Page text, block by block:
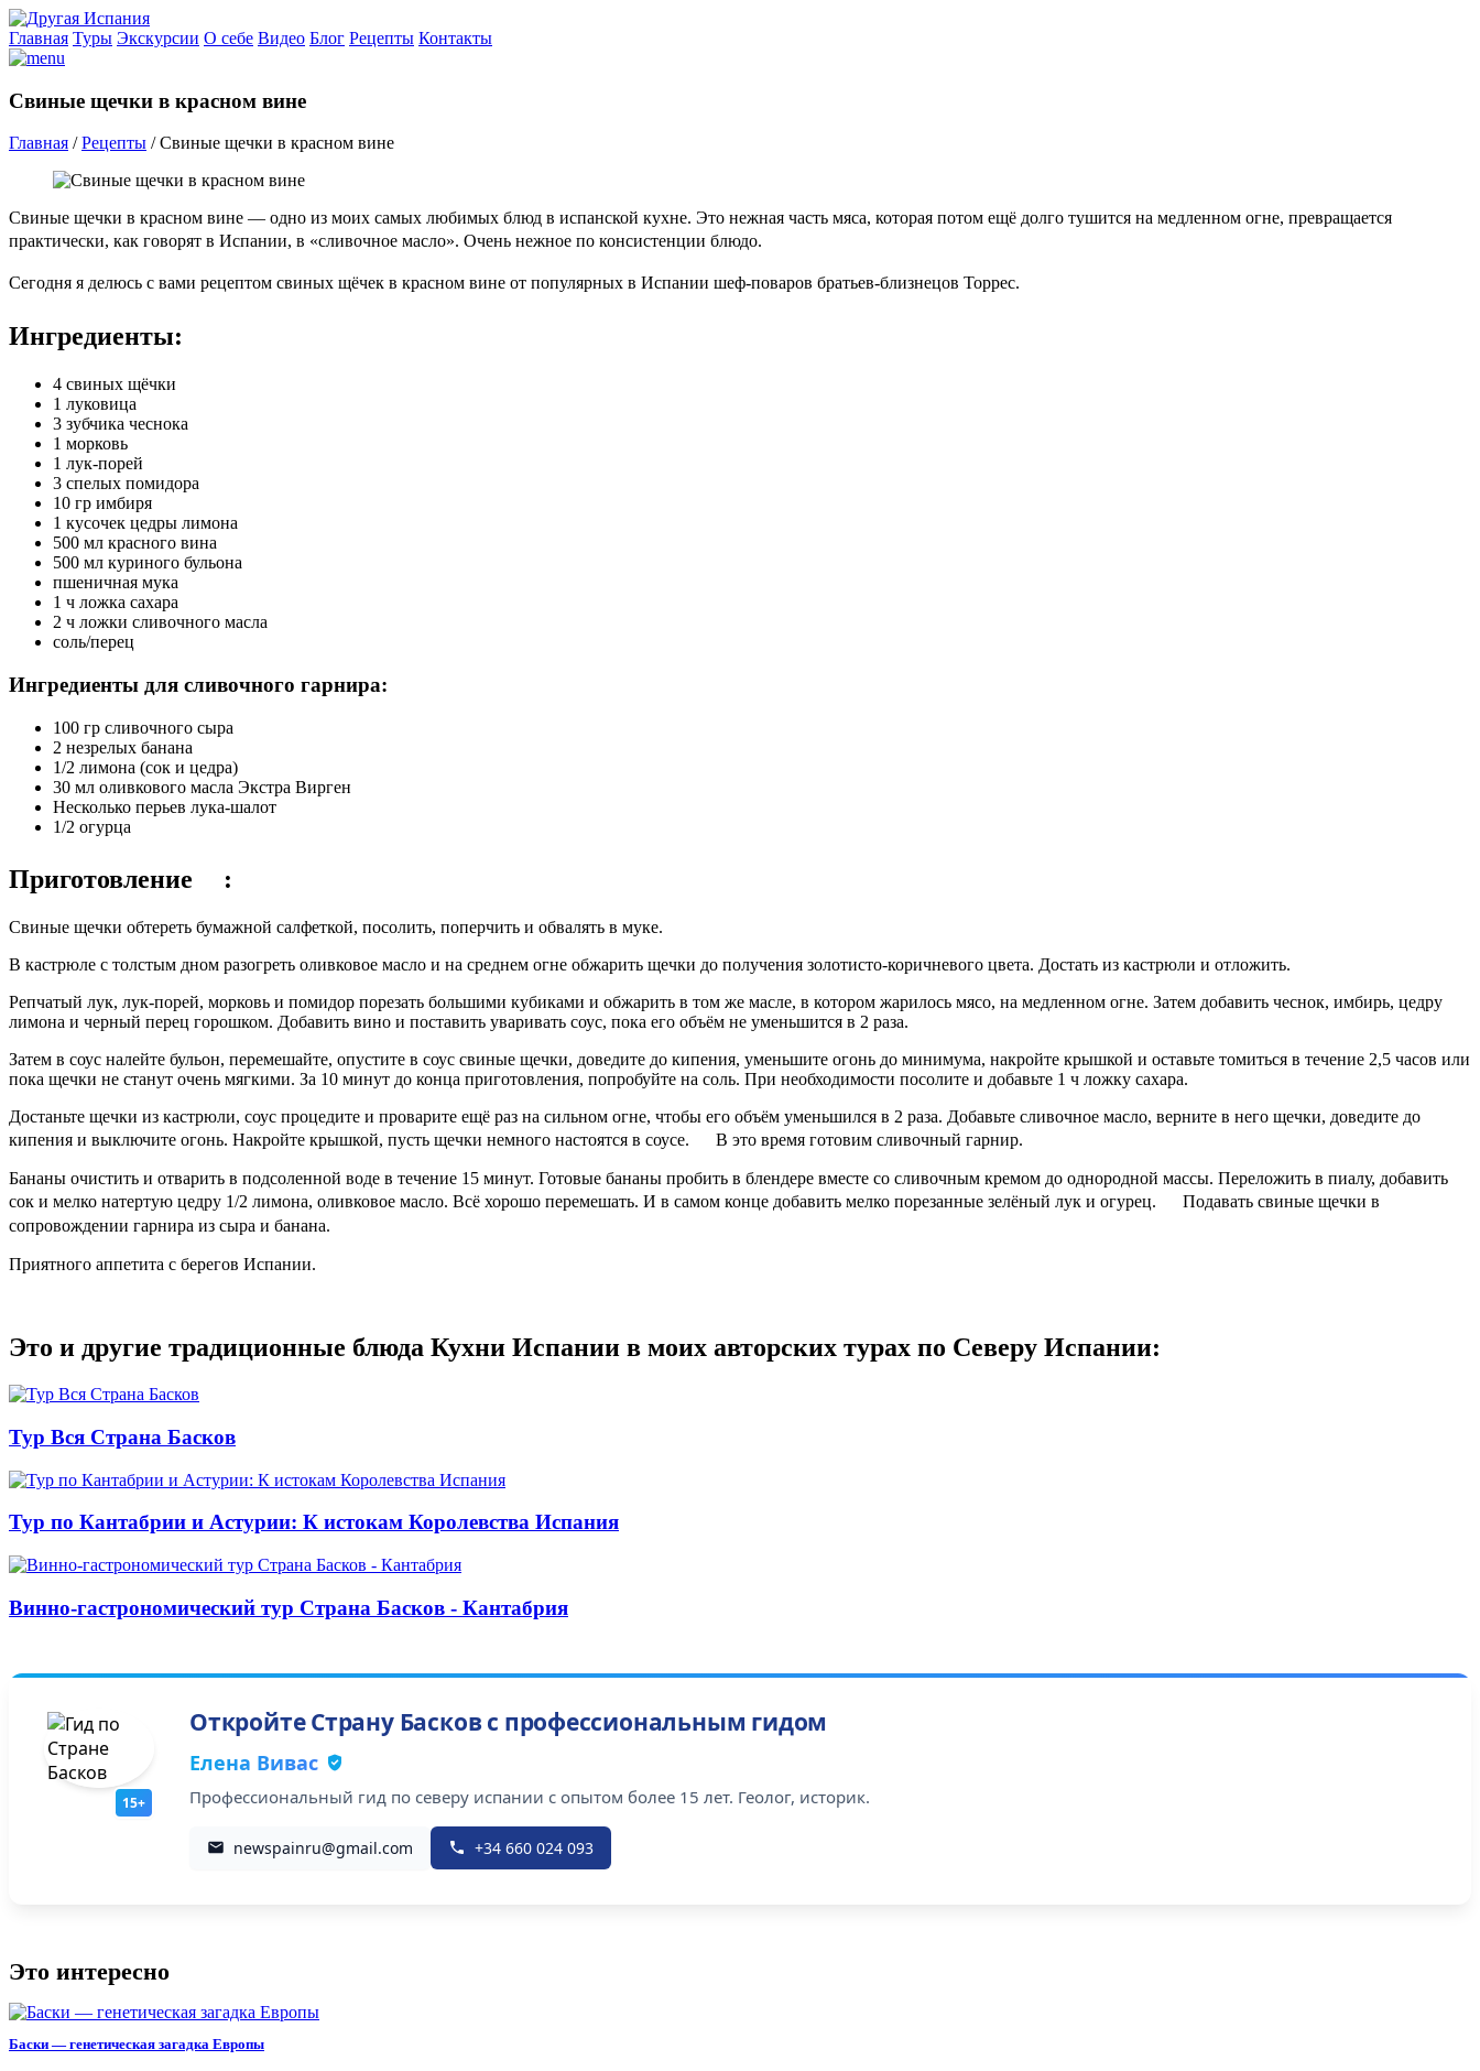
Главная Туры Экскурсии О себе Видео Блог Рецепты Контакты
Свиные щечки в красном вине
Главная /Рецепты /Свиные щечки в красном вине
Свиные щечки в красном вине — одно из моих самых любимых блюд в испанской кухне. Это нежная часть мяса, которая потом ещё долго тушится на медленном огне, превращается
практически, как говорят в Испании, в «сливочное масло». Очень нежное по консистенции блюдо.
Сегодня я делюсь с вами рецептом свиных щёчек в красном вине от популярных в Испании шеф-поваров братьев-близнецов Торрес.
Ингредиенты:
4 свиных щёчки
1 луковица
3 зубчика чеснока
1 морковь
1 лук-порей
3 спелых помидора
10 гр имбиря
1 кусочек цедры лимона
500 мл красного вина
500 мл куриного бульона
пшеничная мука
1 ч ложка сахара
2 ч ложки сливочного масла
соль/перец
Ингредиенты для сливочного гарнира:
100 гр сливочного сыра
2 незрелых банана
1/2 лимона (сок и цедра)
30 мл оливкового масла Экстра Вирген
Несколько перьев лука-шалот
1/2 огурца
Приготовление :
Свиные щечки обтереть бумажной салфеткой, посолить, поперчить и обвалять в муке.
В кастрюле с толстым дном разогреть оливковое масло и на среднем огне обжарить щечки до получения золотисто-коричневого цвета. Достать из кастрюли и отложить.
Репчатый лук, лук-порей, морковь и помидор порезать большими кубиками и обжарить в том же масле, в котором жарилось мясо, на медленном огне. Затем добавить чеснок, имбирь, цедру
лимона и черный перец горошком. Добавить вино и поставить уваривать соус, пока его объём не уменьшится в 2 раза.
Затем в соус налейте бульон, перемешайте, опустите в соус свиные щечки, доведите до кипения, уменьшите огонь до минимума, накройте крышкой и оставьте томиться в течение 2,5 часов или
пока щечки не станут очень мягкими. За 10 минут до конца приготовления, попробуйте на соль. При необходимости посолите и добавьте 1 ч ложку сахара.
Достаньте щечки из кастрюли, соус процедите и проварите ещё раз на сильном огне, чтобы его объём уменьшился в 2 раза. Добавьте сливочное масло, верните в него щечки, доведите до
кипения и выключите огонь. Накройте крышкой, пусть щечки немного настоятся в соусе. В это время готовим сливочный гарнир.
Бананы очистить и отварить в подсоленной воде в течение 15 минут. Готовые бананы пробить в блендере вместе со сливочным кремом до однородной массы. Переложить в пиалу, добавить
сок и мелко натертую цедру 1/2 лимона, оливковое масло. Всё хорошо перемешать. И в самом конце добавить мелко порезанные зелёный лук и огурец. Подавать свиные щечки в
сопровождении гарнира из сыра и банана.
Приятного аппетита с берегов Испании.
Это и другие традиционные блюда Кухни Испании в моих авторских турах по Северу Испании:
Тур Вся Страна Басков
Тур по Кантабрии и Астурии: К истокам Королевства Испания
Винно-гастрономический тур Страна Басков - Кантабрия
15+
Откройте Страну Басков с профессиональным гидом
Елена Вивас
Профессиональный гид по северу испании с опытом более 15 лет. Геолог, историк.
newspainru@gmail.com +34 660 024 093
Это интересно
Баски — генетическая загадка Европы